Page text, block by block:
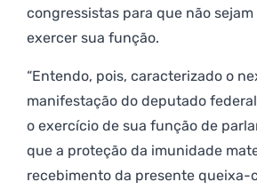
congressistas para que não
exercer sua função.
“Entendo, pois, caracterizado o
manifestação do deputado
o exercício de sua função de
que a proteção da imunidade
recebimento da presente queixa-